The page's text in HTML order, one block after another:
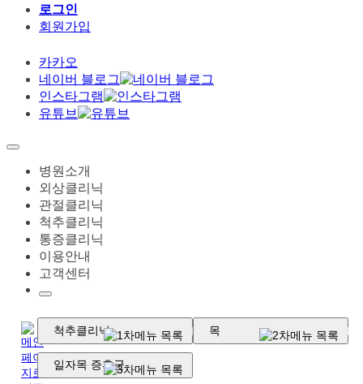
로그인
회원가입
카카오
네이버 블로그
인스타그램
유튜브
병원소개
외상클리닉
관절클리닉
척추클리닉
통증클리닉
이용안내
고객센터
척추클리닉 목
일자목 증후군